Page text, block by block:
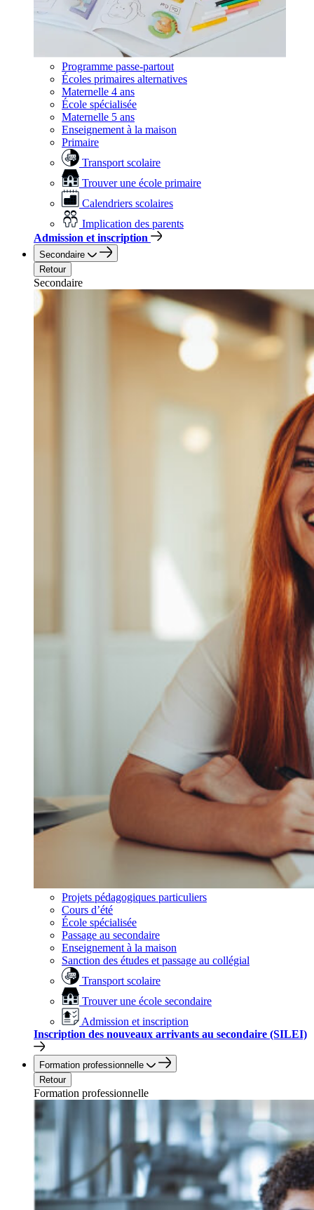
Programme passe-partout
Écoles primaires alternatives
Maternelle 4 ans
École spécialisée
Maternelle 5 ans
Enseignement à la maison
Primaire
Transport scolaire
Trouver une école primaire
Calendriers scolaires
Implication des parents
Admission et inscription
Secondaire
Retour
Secondaire
Projets pédagogiques particuliers
Cours d’été
École spécialisée
Passage au secondaire
Enseignement à la maison
Sanction des études et passage au collégial
Transport scolaire
Trouver une école secondaire
Admission et inscription
Inscription des nouveaux arrivants au secondaire (SILEI)
Formation professionnelle
Retour
Formation professionnelle